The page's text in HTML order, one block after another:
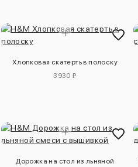
Хлопковая скатерть в полоску
3930 ₽
Дорожка на стол из льняной